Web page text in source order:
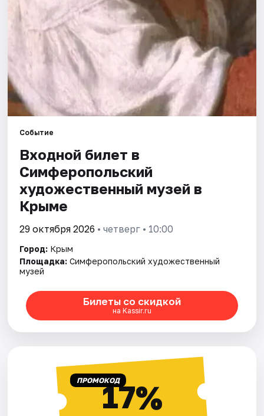
Событие
Входной билет в
Симферопольский
художественный музей в
Крыме
29 октября 2026 • четверг • 10:00
Город: Крым
Площадка: Симферопольский художественный
музей
Билеты со скидкой
на Kassir.ru
ПРОМОКОД17%